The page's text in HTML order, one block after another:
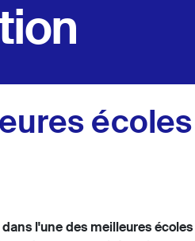
l'une des meilleures